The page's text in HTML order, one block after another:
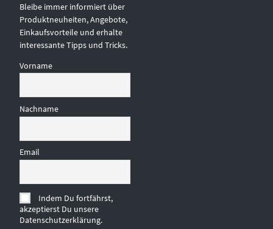
Bleibe immer informiert über
Produktneuheiten, Angebote,
Einkaufsvorteile und erhalte
interessante Tipps und Tricks.
Vorname
Nachname
Email
Indem Du fortfährst,
akzeptierst Du unsere
Datenschutzerklärung.